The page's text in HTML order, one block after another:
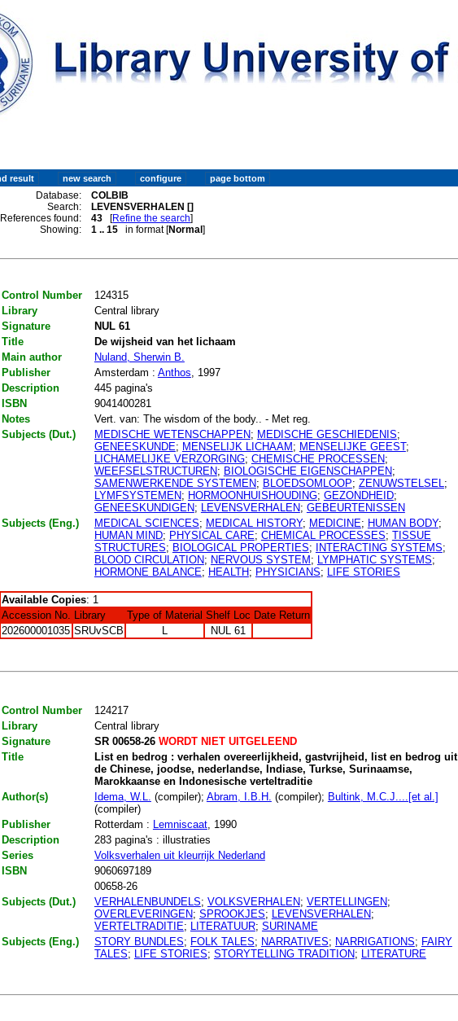
Database:
COLBIB
Search:
LEVENSVERHALEN []
References found:
43 [Refine the search]
Showing:
1 .. 15 in format [Normal]
Control Number
124315
Library
Central library
Signature
NUL 61
Title
De wijsheid van het lichaam
Main author
Nuland, Sherwin B.
Publisher
Amsterdam : Anthos , 1997
Description
445 pagina's
ISBN
9041400281
Notes
Vert. van: The wisdom of the body.. - Met reg.
Subjects (Dut.)
MEDISCHE WETENSCHAPPEN; MEDISCHE GESCHIEDENIS;
GENEESKUNDE; MENSELIJK LICHAAM ; MENSELIJKE GEEST;
LICHAMELIJKE VERZORGING; CHEMISCHE PROCESSEN;
WEEFSELSTRUCTUREN; BIOLOGISCHE EIGENSCHAPPEN;
SAMENWERKENDE SYSTEMEN; BLOEDSOMLOOP; ZENUWSTELSEL ;
LYMFSYSTEMEN; HORMOONHUISHOUDING; GEZONDHEID;
GENEESKUNDIGEN; LEVENSVERHALEN; GEBEURTENISSEN
Subjects (Eng.)
MEDICAL SCIENCES; MEDICAL HISTORY; MEDICINE; HUMAN BODY;
HUMAN MIND; PHYSICAL CARE; CHEMICAL PROCESSES; TISSUE
STRUCTURES; BIOLOGICAL PROPERTIES; INTERACTING SYSTEMS;
BLOOD CIRCULATION; NERVOUS SYSTEM ; LYMPHATIC SYSTEMS;
HORMONE BALANCE; HEALTH; PHYSICIANS; LIFE STORIES
Available Copies: 1
Accession No.
Library Type of Material Shelf Loc Date Return
202600001035 SRUvSCB NUL 61
Control Number
124217
Library
Central library
Signature
SR 00658-26WORDT NIET UITGELEEND
Title
List en bedrog : verhalen overeerlijkheid, gastvrijheid, list en bedrog uit
de Chinese, joodse, nederlandse, Indiase, Turkse, Surinaamse,
Marokkaanse en Indonesische verteltraditie
Author(s)
Idema, W.L. (compiler); Abram, I.B.H. (compiler); Bultink, M.C.J....[et al.]
(compiler)
Publisher
Rotterdam : Lemniscaat, 1990
Description
283 pagina's : illustraties
Series
Volksverhalen uit kleurrijk Nederland
ISBN
9060697189
00658-26
Subjects (Dut.)
VERHALENBUNDELS; VOLKSVERHALEN; VERTELLINGEN;
OVERLEVERINGEN; SPROOKJES; LEVENSVERHALEN;
VERTELTRADITIE; LITERATUUR; SURINAME
Subjects (Eng.)
STORY BUNDLES; FOLK TALES; NARRATIVES; NARRIGATIONS; FAIRY
TALES; LIFE STORIES; STORYTELLING TRADITION; LITERATURE